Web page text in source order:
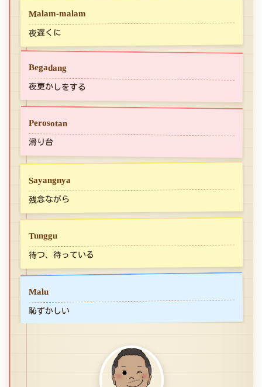
Malam-malam
夜遅くに
Begadang
夜更かしをする
Perosotan
滑り台
Sayangnya
残念ながら
Tunggu
待つ、待っている
Malu
恥ずかしい